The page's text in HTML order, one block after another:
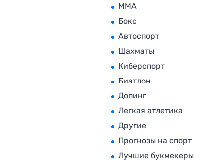
MMA
Бокс
Автоспорт
Шахматы
Киберспорт
Биатлон
Допинг
Легкая атлетика
Другие
Прогнозы на спорт
Лучшие букмекеры